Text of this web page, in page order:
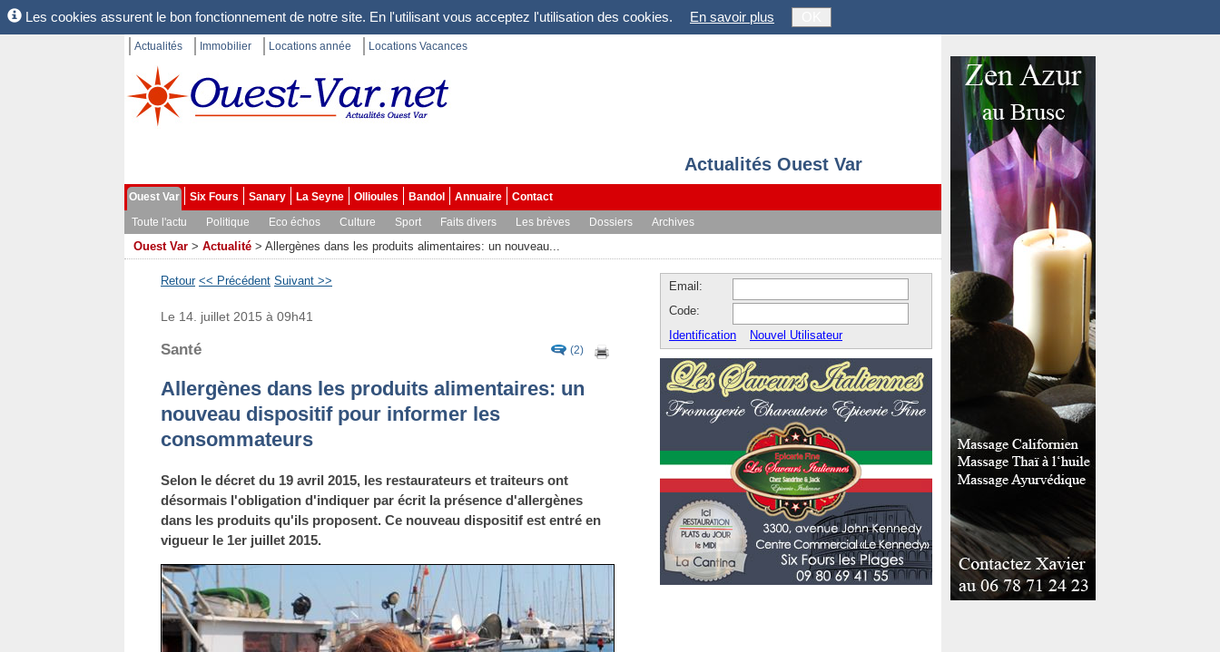
Les cookies assurent le bon fonctionnement de notre site. En l'utilisant vous acceptez l'utilisation des cookies. En savoir plus
Actualités Immobilier Locations année Locations Vacances
Actualités Ouest Var
Ouest Var Six Fours Sanary La Seyne Ollioules Bandol Annuaire
Contact
Toute l'actu
Politique Eco échos Culture Sport Faits divers Les brèves Dossiers Archives
Ouest Var > Actualité > Allergènes dans les produits alimentaires: un nouveau...
Retour << Précédent Suivant >>
(2)
Le 14. juillet 2015 à 09h41
Santé
Allergènes dans les produits alimentaires: un
nouveau dispositif pour informer les
consommateurs
Selon le décret du 19 avril 2015, les restaurateurs et traiteurs ont
désormais l'obligation d'indiquer par écrit la présence d'allergènes
dans les produits qu'ils proposent. Ce nouveau dispositif est entré en
vigueur le 1er juillet 2015.
Email:
Code:
Identification
Nouvel Utilisateur